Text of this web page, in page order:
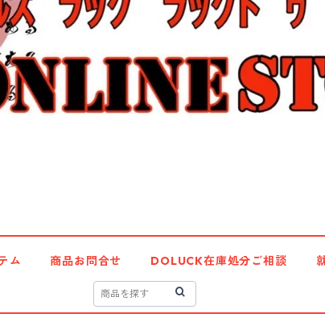
ム 商品お問合せ DOLUCK在庫処分ご相談